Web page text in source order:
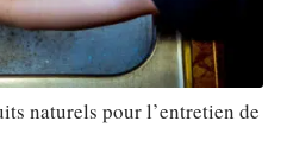
naturels pour l’entretien de